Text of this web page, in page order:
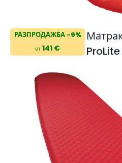
РАЗПРОДАЖБА -9%
от 141 €